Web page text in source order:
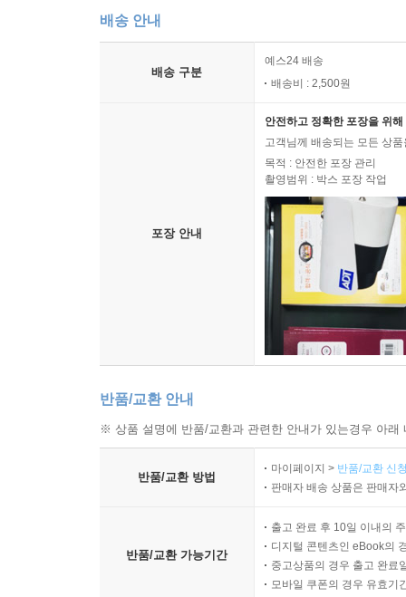
배송 안내
배송 구분
예스24 배송
배송비 : 2,500원
포장 안내
안전하고 정확한 포장을 위
고객님께 배송되는 모든 상
목적 : 안전한 포장 관리
촬영범위 : 박스 포장 작업
반품/교환 안내
※ 상품 설명에 반품/교환과 관련한 안내가 있는경우 아
반품/교환 방법
마이페이지 > 반품/교환 신
판매자 배송 상품은 판매자
반품/교환 가능기간
출고 완료 후 10일 이내의
디지털 콘텐츠인 eBook의
중고상품의 경우 출고 완료
모바일 쿠폰의 경우 유효기